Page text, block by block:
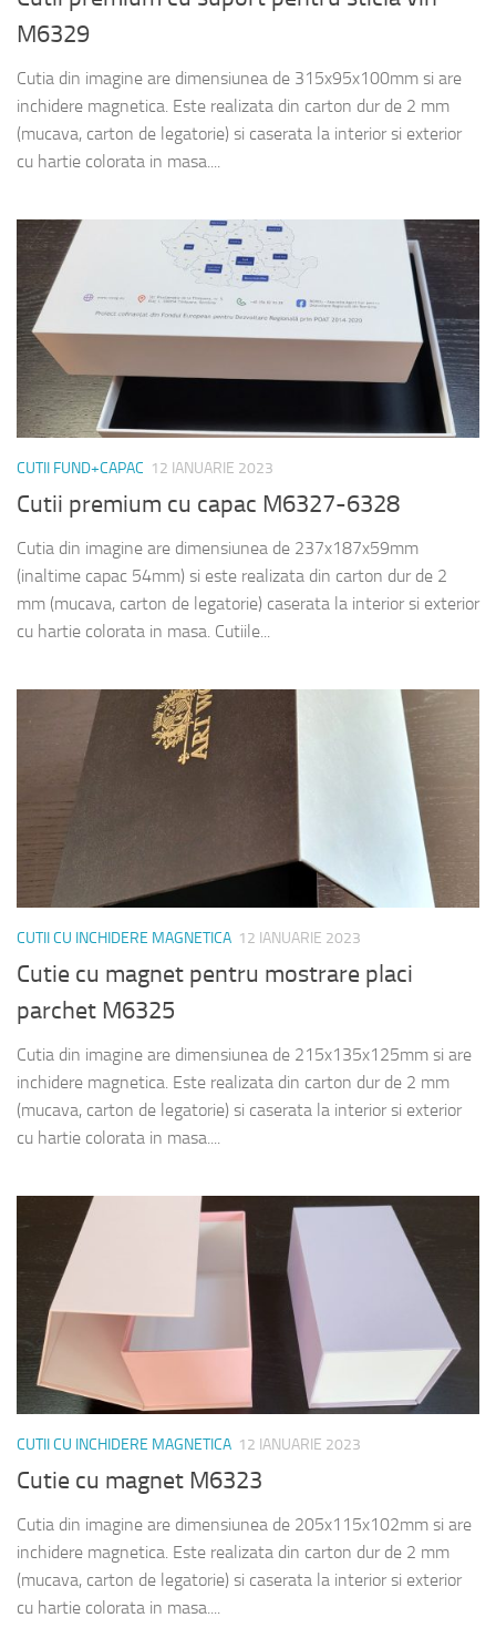
M6329
Cutia din imagine are dimensiunea de 315x95x100mm si are
inchidere magnetica. Este realizata din carton dur de 2 mm
(mucava, carton de legatorie) si caserata la interior si exterior
cu hartie colorata in masa....
CUTII FUND+CAPAC 12 IANUARIE 2023
Cutii premium cu capac M6327-6328
Cutia din imagine are dimensiunea de 237x187x59mm
(inaltime capac 54mm) si este realizata din carton dur de 2
mm (mucava, carton de legatorie) caserata la interior si exterior
cu hartie colorata in masa. Cutiile...
CUTII CU INCHIDERE MAGNETICA 12 IANUARIE 2023
Cutie cu magnet pentru mostrare placi
parchet M6325
Cutia din imagine are dimensiunea de 215x135x125mm si are
inchidere magnetica. Este realizata din carton dur de 2 mm
(mucava, carton de legatorie) si caserata la interior si exterior
cu hartie colorata in masa....
CUTII CU INCHIDERE MAGNETICA 12 IANUARIE 2023
Cutie cu magnet M6323
Cutia din imagine are dimensiunea de 205x115x102mm si are
inchidere magnetica. Este realizata din carton dur de 2 mm
(mucava, carton de legatorie) si caserata la interior si exterior
cu hartie colorata in masa....